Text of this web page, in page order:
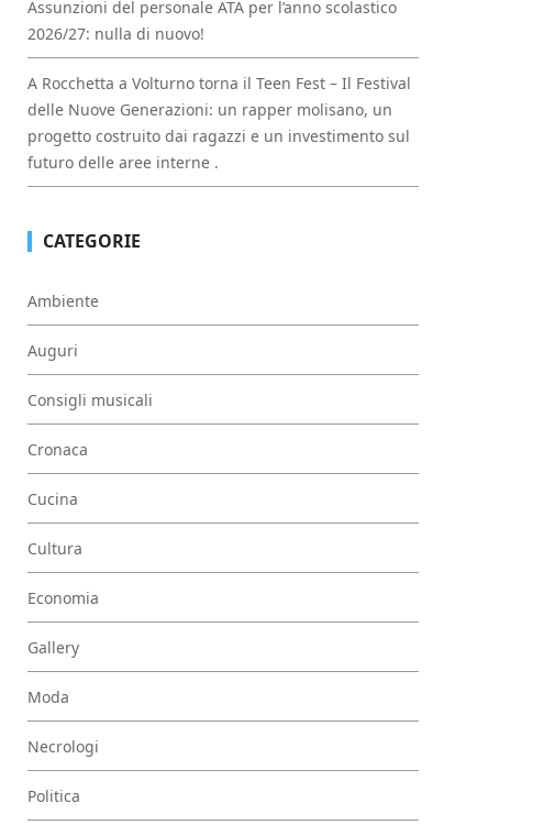
Assunzioni del personale ATA per l’anno scolastico
2026/27: nulla di nuovo!
A Rocchetta a Volturno torna il Teen Fest – Il Festival
delle Nuove Generazioni: un rapper molisano, un
progetto costruito dai ragazzi e un investimento sul
futuro delle aree interne .
CATEGORIE
Ambiente
Auguri
Consigli musicali
Cronaca
Cucina
Cultura
Economia
Gallery
Moda
Necrologi
Politica